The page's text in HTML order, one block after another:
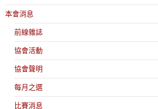
本會消息
前線雜誌
協會活動
協會聲明
每月之選
比賽消息